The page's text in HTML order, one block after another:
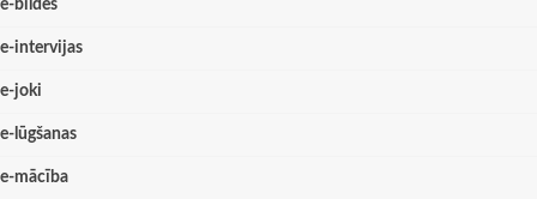
e-bildes
e-intervijas
e-joki
e-lūgšanas
e-mācība